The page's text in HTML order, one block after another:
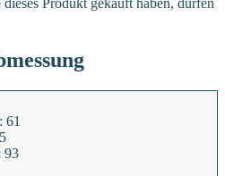
Produkt gekauft haben, dürfen
61
93